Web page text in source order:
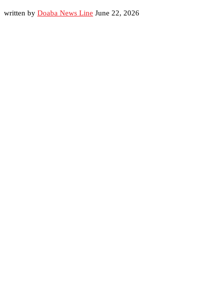
written by Doaba News Line June 22, 2026